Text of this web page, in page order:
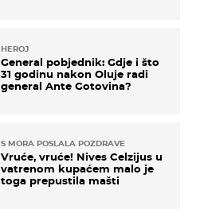
HEROJ
General pobjednik: Gdje i što
31 godinu nakon Oluje radi
general Ante Gotovina?
S MORA POSLALA POZDRAVE
Vruće, vruće! Nives Celzijus u
vatrenom kupaćem malo je
toga prepustila mašti